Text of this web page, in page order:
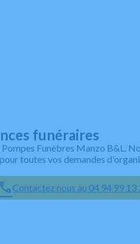
funéraires
Funèbres Manzo B&L.
toutes vos demandes
Contactez nous au 04 94 99 13